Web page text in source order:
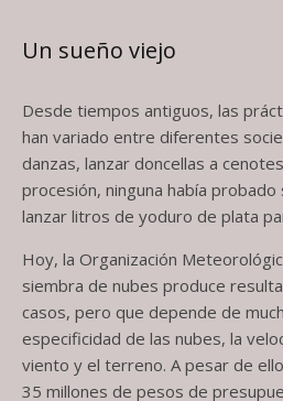
Un sueño viejo
Desde tiempos antiguos, las
han variado entre diferentes
danzas, lanzar doncellas a
procesión, ninguna había
lanzar litros de yoduro de plata
Hoy, la Organización
siembra de nubes produce
casos, pero que depende de
especificidad de las nubes, la
viento y el terreno. A pesar de
35 millones de pesos de